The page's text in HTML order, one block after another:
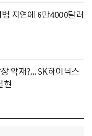
지연에 6만4000달러
악재?... SK하이닉스
현